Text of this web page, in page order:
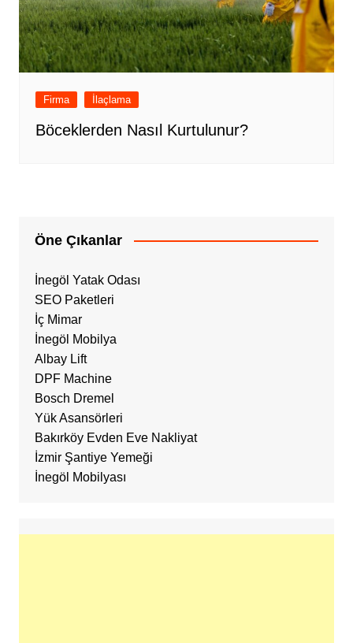
Firma İlaçlama
Böceklerden Nasıl Kurtulunur?
Öne Çıkanlar
İnegöl Yatak Odası
SEO Paketleri
İç Mimar
İnegöl Mobilya
Albay Lift
DPF Machine
Bosch Dremel
Yük Asansörleri
Bakırköy Evden Eve Nakliyat
İzmir Şantiye Yemeği
İnegöl Mobilyası